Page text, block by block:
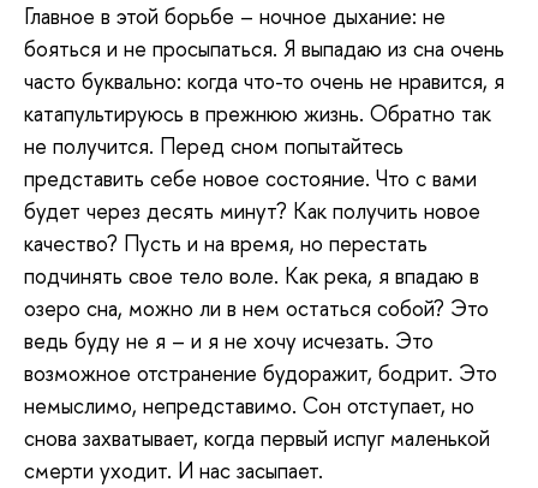
Главное в этой борьбе – ночное дыхание: не
бояться и не просыпаться. Я выпадаю из сна очень
часто буквально: когда что-то очень не нравится, я
катапультируюсь в прежнюю жизнь. Обратно так
не получится. Перед сном попытайтесь
представить себе новое состояние. Что с вами
будет через десять минут? Как получить новое
качество? Пусть и на время, но перестать
подчинять свое тело воле. Как река, я впадаю в
озеро сна, можно ли в нем остаться собой? Это
ведь буду не я – и я не хочу исчезать. Это
возможное отстранение будоражит, бодрит. Это
немыслимо, непредставимо. Сон отступает, но
снова захватывает, когда первый испуг маленькой
смерти уходит. И нас засыпает.